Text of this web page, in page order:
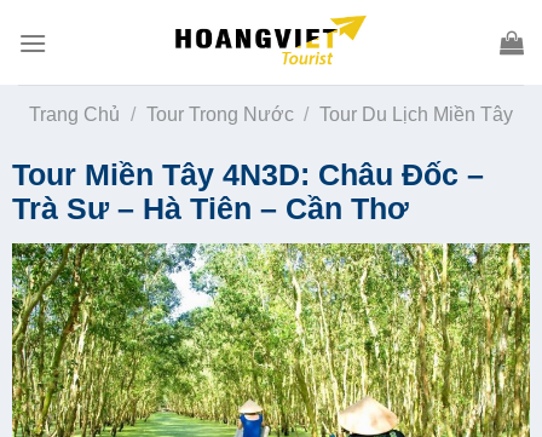
Trang Chủ / Tour Trong Nước / Tour Du Lịch Miền Tây
Tour Miền Tây 4N3D: Châu Đốc –
Trà Sư – Hà Tiên – Cần Thơ